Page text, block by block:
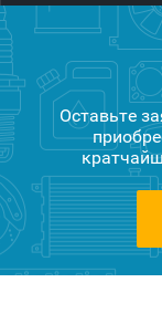
Оставьте